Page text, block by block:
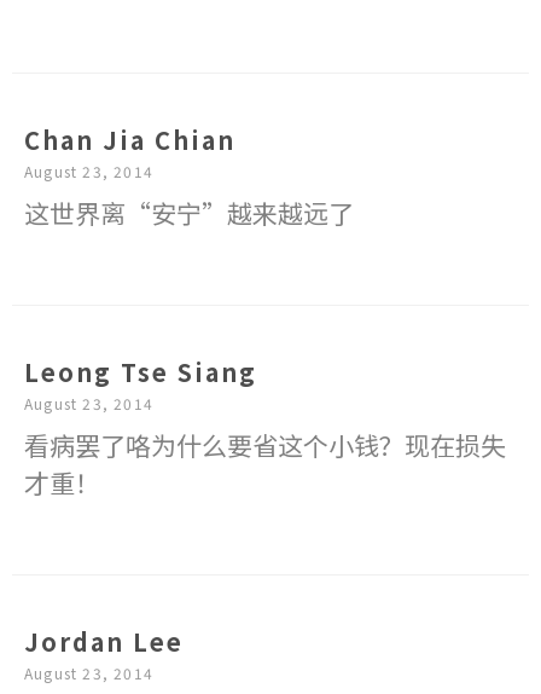
Chan Jia Chian
August 23, 2014
这世界离“安宁”越来越远了
Leong Tse Siang
August 23, 2014
看病罢了咯为什么要省这个小钱？现在损失
才重！
Jordan Lee
August 23, 2014